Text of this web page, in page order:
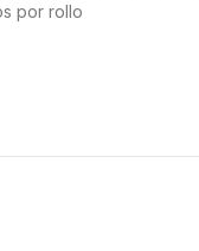
por rollo